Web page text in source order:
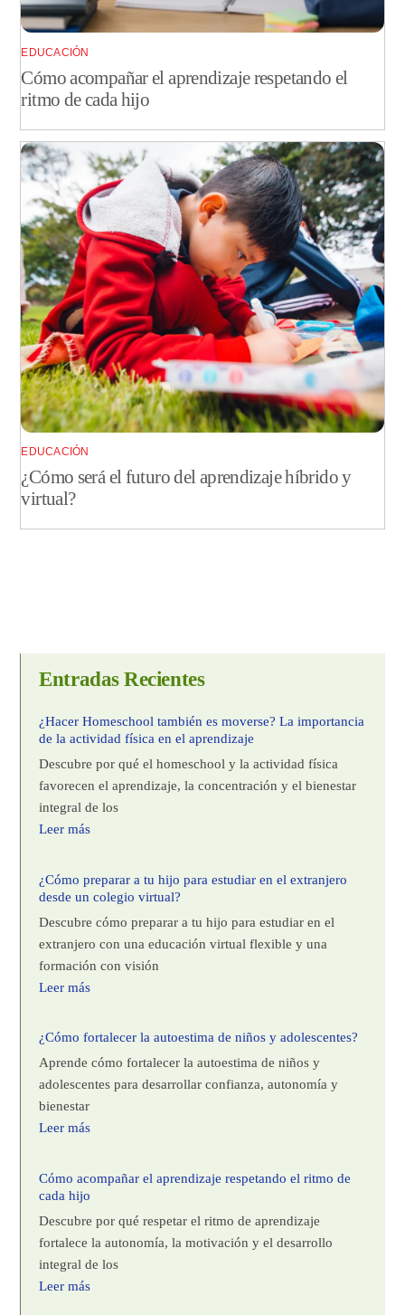
EDUCACIÓN
Cómo acompañar el aprendizaje respetando el
ritmo de cada hijo
EDUCACIÓN
¿Cómo será el futuro del aprendizaje híbrido y
virtual?
Entradas Recientes
¿Hacer Homeschool también es moverse? La importancia
de la actividad física en el aprendizaje
Descubre por qué el homeschool y la actividad física
favorecen el aprendizaje, la concentración y el bienestar
integral de los
Leer más
¿Cómo preparar a tu hijo para estudiar en el extranjero
desde un colegio virtual?
Descubre cómo preparar a tu hijo para estudiar en el
extranjero con una educación virtual flexible y una
formación con visión
Leer más
¿Cómo fortalecer la autoestima de niños y adolescentes?
Aprende cómo fortalecer la autoestima de niños y
adolescentes para desarrollar confianza, autonomía y
bienestar
Leer más
Cómo acompañar el aprendizaje respetando el ritmo de
cada hijo
Descubre por qué respetar el ritmo de aprendizaje
fortalece la autonomía, la motivación y el desarrollo
integral de los
Leer más